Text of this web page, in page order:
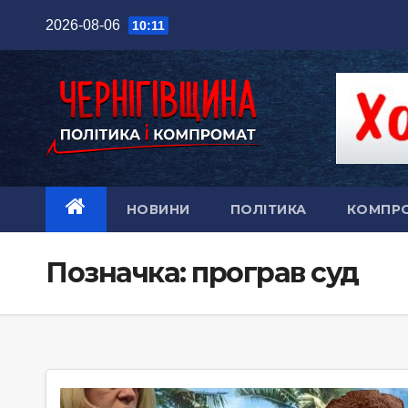
2026-08-06 10:11
НОВИНИ ПОЛІТИКА
Позначка: програв суд